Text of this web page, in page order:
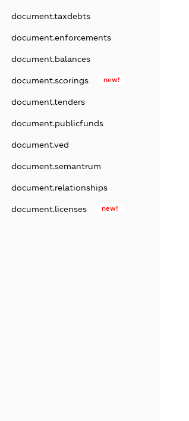
document.taxdebts
document.enforcements
document.balances
document.scorings new!
document.tenders
document.publicfunds
document.ved
document.semantrum
document.relationships
document.licenses new!